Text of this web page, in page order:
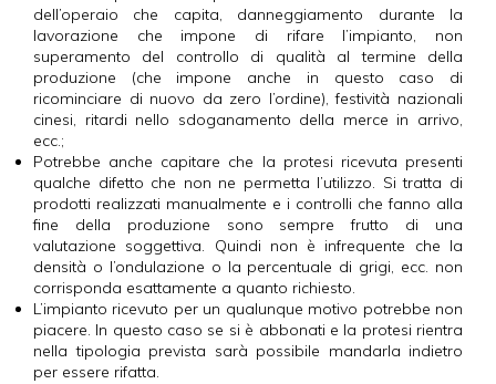
dell’operaio che capita, danneggiamento durante la
lavorazione che impone di rifare l’impianto, non
superamento del controllo di qualità al termine della
produzione (che impone anche in questo caso di
ricominciare di nuovo da zero l’ordine), festività nazionali
cinesi, ritardi nello sdoganamento della merce in arrivo,
ecc.;
Potrebbe anche capitare che la protesi ricevuta presenti
qualche difetto che non ne permetta l’utilizzo. Si tratta di
prodotti realizzati manualmente e i controlli che fanno alla
fine della produzione sono sempre frutto di una
valutazione soggettiva. Quindi non è infrequente che la
densità o l’ondulazione o la percentuale di grigi, ecc. non
corrisponda esattamente a quanto richiesto.
L’impianto ricevuto per un qualunque motivo potrebbe non
piacere. In questo caso se si è abbonati e la protesi rientra
nella tipologia prevista sarà possibile mandarla indietro
per essere rifatta.